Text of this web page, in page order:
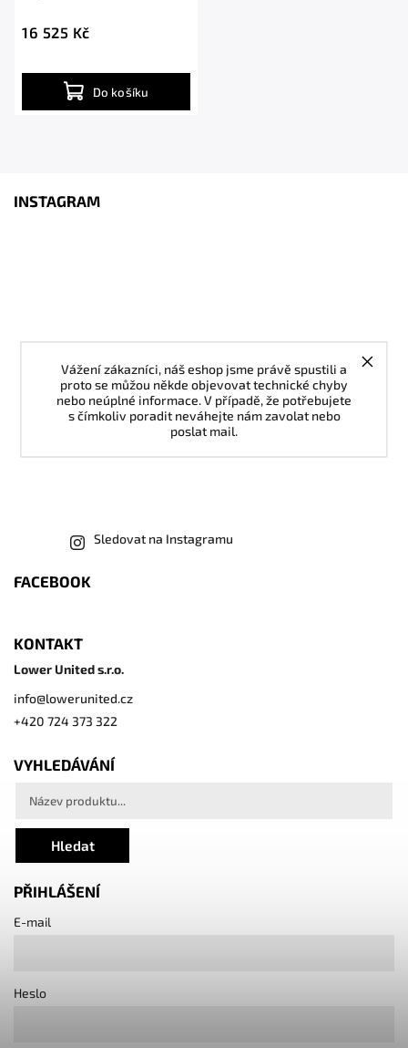
Vážení zákazníci, náš eshop jsme právě spustili a
proto se můžou někde objevovat technické chyby
nebo neúplné informace. V případě, že potřebujete
s čímkoliv poradit neváhejte nám zavolat nebo
poslat mail.
16 525 Kč
Do košíku
INSTAGRAM
Sledovat na Instagramu
FACEBOOK
KONTAKT
Lower United s.r.o.
info@lowerunited.cz
+420 724 373 322
VYHLEDÁVÁNÍ
Hledat
PŘIHLÁŠENÍ
E-mail
Heslo